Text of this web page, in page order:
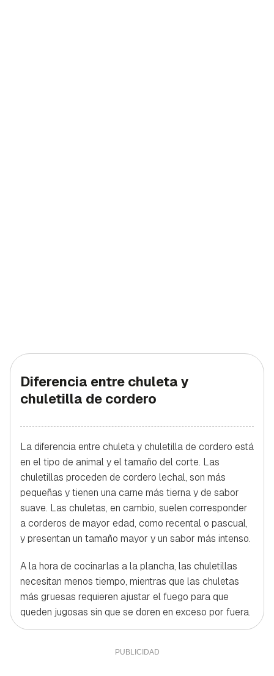
Diferencia entre chuleta y
chuletilla de cordero
La diferencia entre chuleta y chuletilla de cordero está
en el tipo de animal y el tamaño del corte. Las
chuletillas proceden de cordero lechal, son más
pequeñas y tienen una carne más tierna y de sabor
suave. Las chuletas, en cambio, suelen corresponder
a corderos de mayor edad, como recental o pascual,
y presentan un tamaño mayor y un sabor más intenso.
A la hora de cocinarlas a la plancha, las chuletillas
necesitan menos tiempo, mientras que las chuletas
más gruesas requieren ajustar el fuego para que
queden jugosas sin que se doren en exceso por fuera.